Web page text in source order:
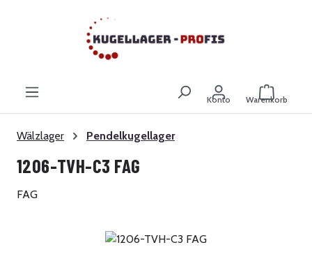
Zum Hauptinhalt springen
Konto Warenkorb
Wälzlager Pendelkugellager
1206-TVH-C3 FAG
FAG
Bildergalerie überspringen